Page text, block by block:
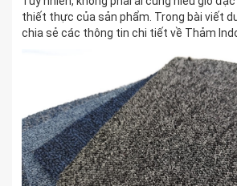
thiết thực của sản phẩm. Trong bài viết
chia sẻ các thông tin chi tiết về Thảm